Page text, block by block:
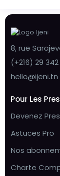
8, rue
(+216) 29 342
hello@ijeni.tn
Pour Les
Devenez
Astuces Pro
Nos
Charte